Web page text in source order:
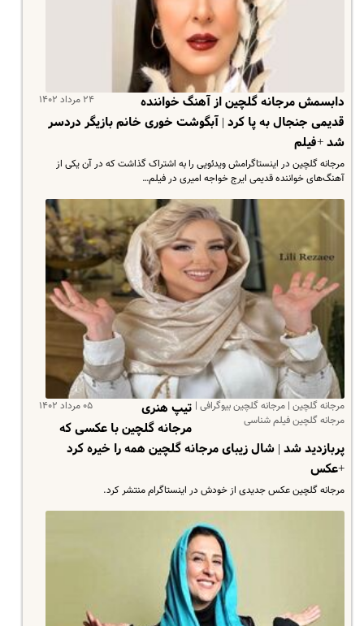
۲۴ مرداد ۱۴۰۲
دابسمش مرجانه گلچین از آهنگ خواننده
قدیمی جنجال به پا کرد | آبگوشت خوری خانم بازیگر دردسر
شد +فیلم
مرجانه گلچین در اینستاگرامش ویدئویی را به اشتراک گذاشت که در آن یکی از
آهنگ‌های خواننده قدیمی ایرج خواجه امیری در فیلم…
مرجانه گلچین | مرجانه گلچین بیوگرافی |
مرجانه گلچین فیلم شناسی
۰۵ مرداد ۱۴۰۲
تیپ هنری
مرجانه گلچین با عکسی که
پربازدید شد | شال زیبای مرجانه گلچین همه را خیره کرد
+عکس
مرجانه گلچین عکس جدیدی از خودش در اینستاگرام منتشر کرد.